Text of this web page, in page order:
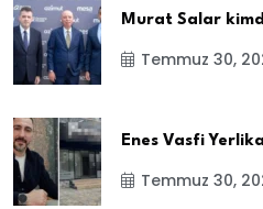
Murat Salar
Temmuz 30,
Enes Vasfi
Temmuz 30,